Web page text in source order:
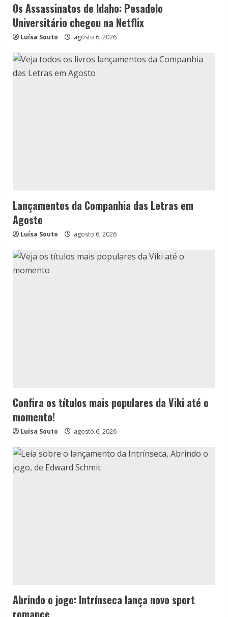
Os Assassinatos de Idaho: Pesadelo
Universitário chegou na Netflix
Luísa Souto agosto 6, 2026
Lançamentos da Companhia das Letras em
Agosto
Luísa Souto agosto 6, 2026
Confira os títulos mais populares da Viki até o
momento!
Luísa Souto agosto 6, 2026
Abrindo o jogo: Intrínseca lança novo sport